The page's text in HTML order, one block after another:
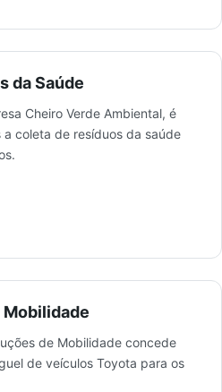
da Saúde
Cheiro Verde Ambiental, é
coleta de resíduos da saúde
de Mobilidade concede
de veículos Toyota para os